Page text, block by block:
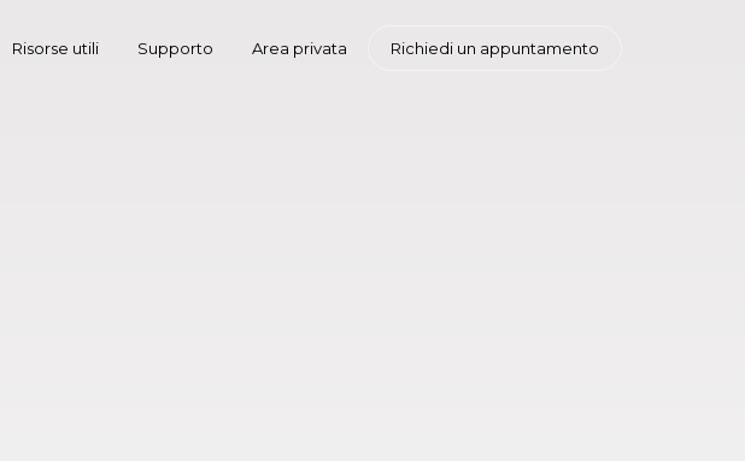
Risorse utili Supporto Area privata Richiedi un appuntamento